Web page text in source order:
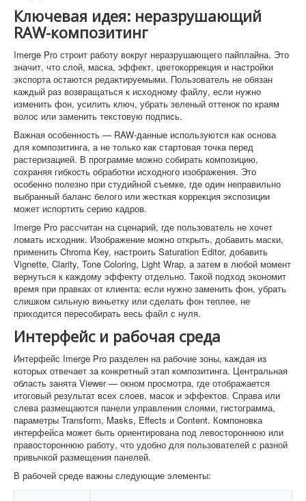
Ключевая идея: неразрушающий
RAW-композитинг
Imerge Pro строит работу вокруг неразрушающего пайплайна. Это
значит, что слой, маска, эффект, цветокоррекция и настройки
экспорта остаются редактируемыми. Пользователь не обязан
каждый раз возвращаться к исходному файлу, если нужно
изменить фон, усилить ключ, убрать зеленый оттенок по краям
волос или заменить текстовую подпись.
Важная особенность — RAW-данные используются как основа
для композитинга, а не только как стартовая точка перед
растеризацией. В программе можно собирать композицию,
сохраняя гибкость обработки исходного изображения. Это
особенно полезно при студийной съемке, где один неправильно
выбранный баланс белого или жесткая коррекция экспозиции
может испортить серию кадров.
Imerge Pro рассчитан на сценарий, где пользователь не хочет
ломать исходник. Изображение можно открыть, добавить маски,
применить Chroma Key, настроить Saturation Editor, добавить
Vignette, Clarity, Tone Coloring, Light Wrap, а затем в любой момент
вернуться к каждому эффекту отдельно. Такой подход экономит
время при правках от клиента: если нужно заменить фон, убрать
слишком сильную виньетку или сделать фон теплее, не
приходится пересобирать весь файл с нуля.
Интерфейс и рабочая среда
Интерфейс Imerge Pro разделен на рабочие зоны, каждая из
которых отвечает за конкретный этап композитинга. Центральная
область занята Viewer — окном просмотра, где отображается
итоговый результат всех слоев, масок и эффектов. Справа или
слева размещаются панели управления слоями, гистограмма,
параметры Transform, Masks, Effects и Content. Компоновка
интерфейса может быть ориентирована под левостороннюю или
правостороннюю работу, что удобно для пользователей с разной
привычкой размещения панелей.
В рабочей среде важны следующие элементы: